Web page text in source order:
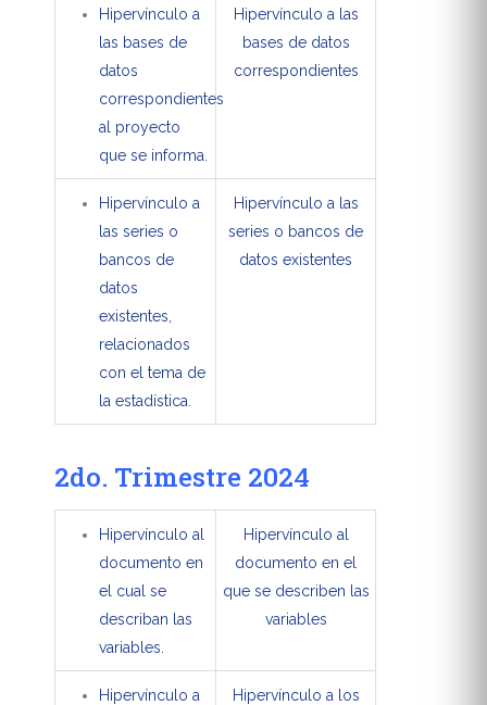
Hipervínculo a
las bases de
datos
correspondientes
al proyecto
que se informa.
Hipervínculo a las
bases de datos
correspondientes
Hipervínculo a
las series o
bancos de
datos
existentes,
relacionados
con el tema de
la estadística.
Hipervínculo a las
series o bancos de
datos existentes
2do. Trimestre 2024
Hipervínculo al
documento en
el cual se
describan las
variables.
Hipervínculo al
documento en el
que se describen las
variables
Hipervínculo a
Hipervínculo a los